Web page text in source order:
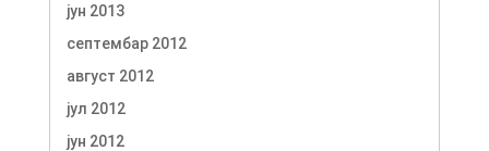
јун 2013
септембар 2012
август 2012
јул 2012
јун 2012